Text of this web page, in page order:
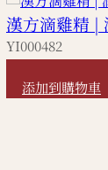
漢方滴雞精 |
YI000482
HKD 490
添加到購物車